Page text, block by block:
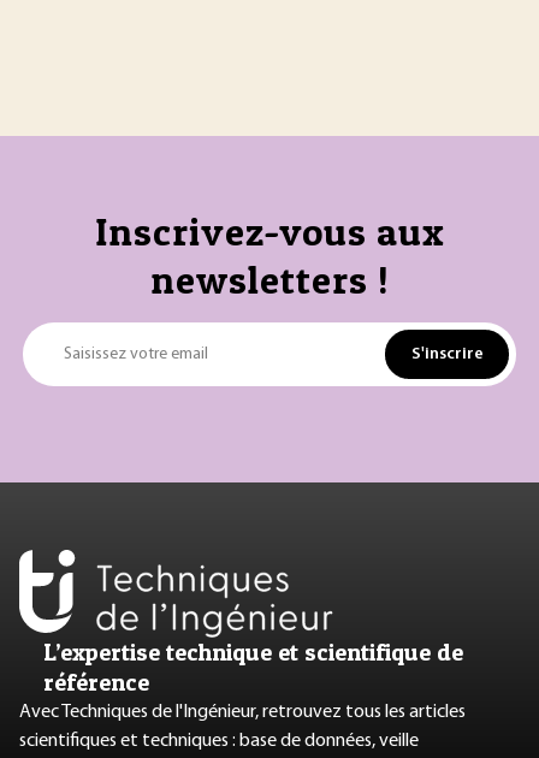
Inscrivez-vous aux
newsletters !
Saisissez votre email S'inscrire
L’expertise technique et scientifique de
référence
Avec Techniques de l'Ingénieur, retrouvez tous les articles
scientifiques et techniques : base de données, veille